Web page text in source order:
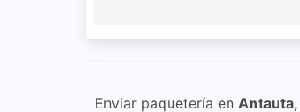
Enviar paquetería en